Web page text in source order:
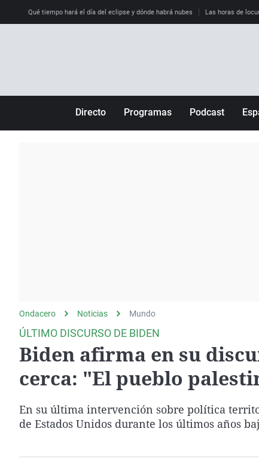
Qué tiempo hará el día del eclipse y dónde habrá nubes Las horas de
Directo Programas
Como el perro y el
Podcast
Operación Viuda
País Vasco
Ondacero Noticias Mundo
ÚLTIMO DISCURSO DE BIDEN
Biden afirma en su
cerca: "El pueblo
En su última intervención sobre política
de Estados Unidos durante los últimos años